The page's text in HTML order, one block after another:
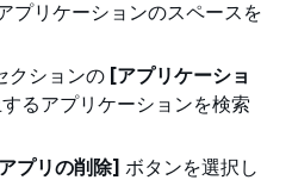
プリケーションのスペースを
クションの [アプリケーショ
るアプリケーションを検索
プリの削除] ボタンを選択し